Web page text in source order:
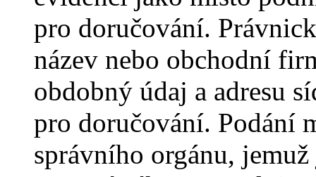
pro doručování.
název nebo obchodní
obdobný údaj a adresu
pro doručování. Podání
správního orgánu,